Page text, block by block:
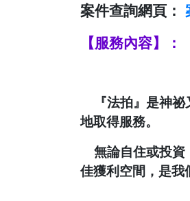
案件查詢網頁：
【服務內容】：
『法拍』是神
地取得服務。
無論自住或投資
佳獲利空間，是我